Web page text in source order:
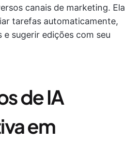
canais de marketing. Ela
tarefas automaticamente,
sugerir edições com seu
de IA
em